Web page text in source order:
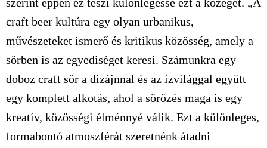
craft beer kultúra egy olyan urbanikus,
művészeteket ismerő és kritikus közösség, amely a
sörben is az egyediséget keresi. Számunkra egy
doboz craft sör a dizájnnal és az ízvilággal együtt
egy komplett alkotás, ahol a sörözés maga is egy
kreatív, közösségi élménnyé válik. Ezt a különleges,
formabontó atmoszférát szeretnénk átadni